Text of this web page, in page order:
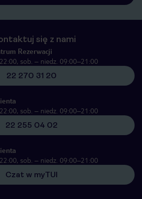
się z nami
Rezerwacji
sob. – niedz. 09:00–21:00
22 270 31 20
sob. – niedz. 09:00–21:00
22 255 04 02
sob. – niedz. 09:00–21:00
Czat w myTUI